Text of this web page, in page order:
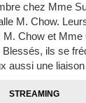
chez Mme
M. Chow.
Chow et
ils se
aussi une
STREAMING